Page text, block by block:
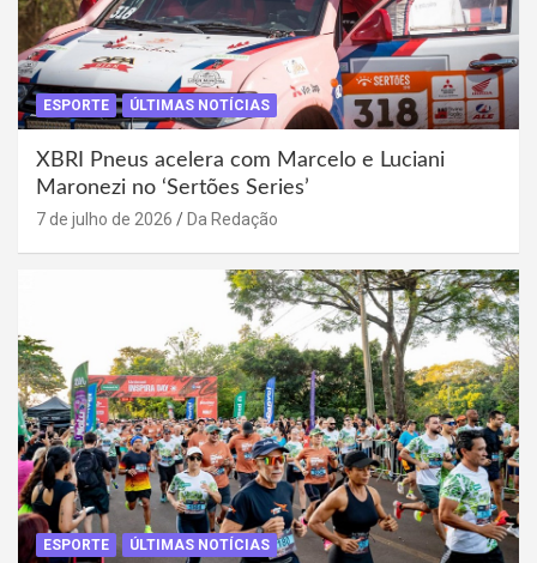
ESPORTE ÚLTIMAS NOTÍCIAS
XBRI Pneus acelera com Marcelo e Luciani
Maronezi no ‘Sertões Series’
7 de julho de 2026 Da Redação
ESPORTE ÚLTIMAS NOTÍCIAS